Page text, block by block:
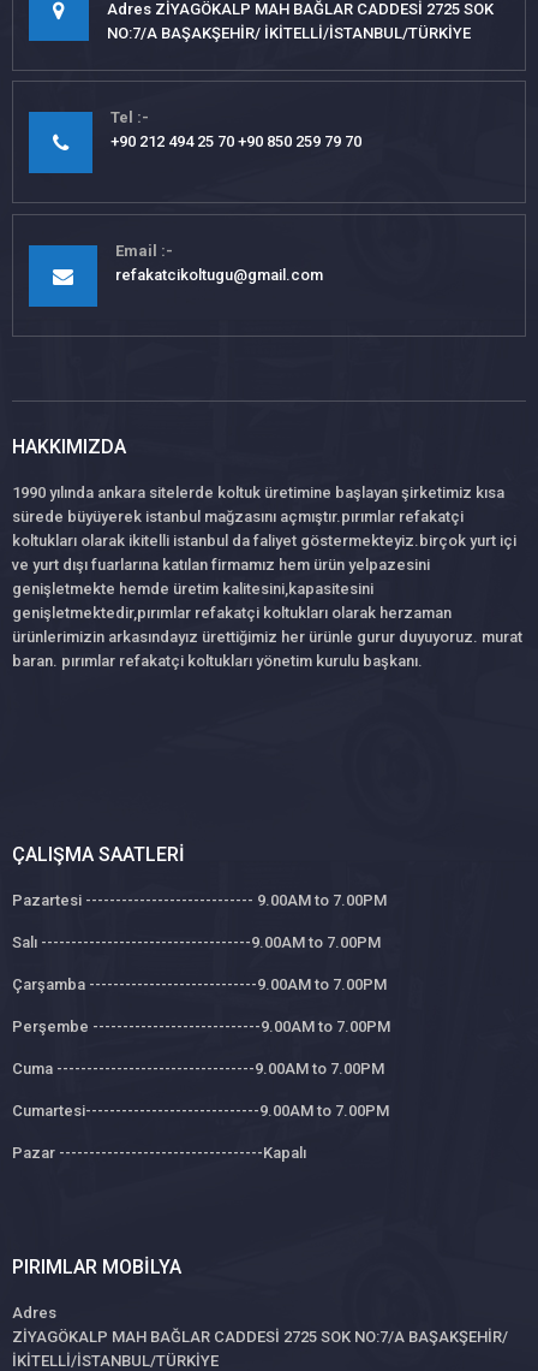
Adres ZİYAGÖKALP MAH BAĞLAR CADDESİ 2725 SOK
NO:7/A BAŞAKŞEHİR/ İKİTELLİ/İSTANBUL/TÜRKİYE
Tel
+90 212 494 25 70 +90 850 259 79 70
Email
refakatcikoltugu@gmail.com
HAKKIMIZDA
1990 yılında ankara sitelerde koltuk üretimine başlayan şirketimiz kısa
sürede büyüyerek istanbul mağzasını açmıştır.pırımlar refakatçi
koltukları olarak ikitelli istanbul da faliyet göstermekteyiz.birçok yurt içi
ve yurt dışı fuarlarına katılan firmamız hem ürün yelpazesini
genişletmekte hemde üretim kalitesini,kapasitesini
genişletmektedir,pırımlar refakatçi koltukları olarak herzaman
ürünlerimizin arkasındayız ürettiğimiz her ürünle gurur duyuyoruz. murat
baran. pırımlar refakatçi koltukları yönetim kurulu başkanı.
ÇALIŞMA SAATLERI
Pazartesi ---------------------------- 9.00AM to 7.00PM
Salı -----------------------------------9.00AM to 7.00PM
Çarşamba ----------------------------9.00AM to 7.00PM
Perşembe ----------------------------9.00AM to 7.00PM
Cuma ---------------------------------9.00AM to 7.00PM
Cumartesi-----------------------------9.00AM to 7.00PM
Pazar ----------------------------------Kapalı
PIRIMLAR MOBILYA
Adres
ZİYAGÖKALP MAH BAĞLAR CADDESİ 2725 SOK NO:7/A BAŞAKŞEHİR/
İKİTELLİ/İSTANBUL/TÜRKİYE